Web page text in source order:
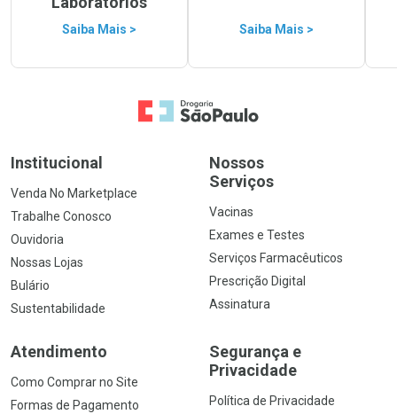
Saiba Mais > Saiba Mais >
Ir para a Home
Institucional
Venda No Marketplace
Trabalhe Conosco
Ouvidoria
Nossas Lojas
Bulário
Sustentabilidade
Nossos
Serviços
Vacinas
Exames e Testes
Serviços Farmacêuticos
Prescrição Digital
Assinatura
Atendimento
Como Comprar no Site
Formas de Pagamento
Segurança e
Privacidade
Política de Privacidade